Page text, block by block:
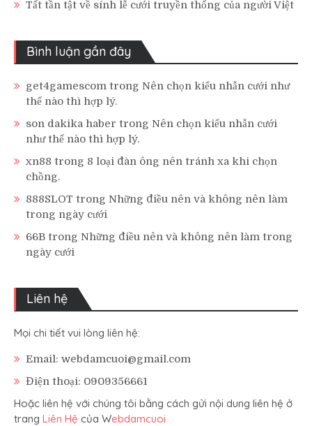
Tất tần tật về sính lễ cưới truyền thống của người Việt
Bình luận gần đây
get4gamescom trong Nên chọn kiểu nhẫn cưới như
thế nào thì hợp lý.
son dakika haber trong Nên chọn kiểu nhẫn cưới
như thế nào thì hợp lý.
xn88 trong 8 loại đàn ông nên tránh xa khi chọn
chồng.
888SLOT trong Những điều nên và không nên làm
trong ngày cưới
66B trong Những điều nên và không nên làm trong
ngày cưới
Liên hệ
Mọi chi tiết vui lòng liên hệ:
Email: webdamcuoi@gmail.com
Điện thoại: 0909356661
Hoặc liên hệ với chúng tôi bằng cách gửi nội dung liên hệ ở
trang Liên Hệ của Webdamcuoi